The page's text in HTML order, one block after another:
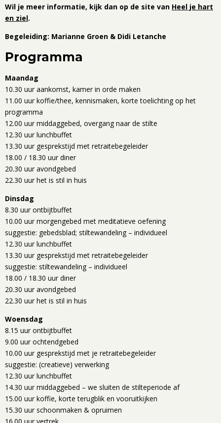
Wil je meer informatie, kijk dan op de site van Heel je hart
en ziel.
Begeleiding: Marianne Groen & Didi Letanche
Programma
Maandag
10.30 uur aankomst, kamer in orde maken
11.00 uur koffie/thee, kennismaken, korte toelichting op het
programma
12.00 uur middaggebed, overgang naar de stilte
12.30 uur lunchbuffet
13.30 uur gesprekstijd met retraitebegeleider
18.00 / 18.30 uur diner
20.30 uur avondgebed
22.30 uur het is stil in huis
Dinsdag
8.30 uur ontbijtbuffet
10.00 uur morgengebed met meditatieve oefening
suggestie: gebedsblad; stiltewandeling – individueel
12.30 uur lunchbuffet
13.30 uur gesprekstijd met retraitebegeleider
suggestie: stiltewandeling – individueel
18.00 / 18.30 uur diner
20.30 uur avondgebed
22.30 uur het is stil in huis
Woensdag
8.15 uur ontbijtbuffet
9.00 uur ochtendgebed
10.00 uur gesprekstijd met je retraitebegeleider
suggestie: (creatieve) verwerking
12.30 uur lunchbuffet
14.30 uur middaggebed – we sluiten de stilteperiode af
15.00 uur koffie, korte terugblik en vooruitkijken
15.30 uur schoonmaken & opruimen